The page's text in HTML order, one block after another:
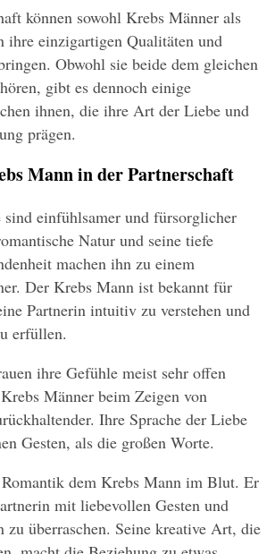
können sowohl Krebs Männer als
ihre einzigartigen Qualitäten und
Obwohl sie beide dem gleichen
gibt es dennoch einige
ihnen, die ihre Art der Liebe und
prägen.
Mann in der Partnerschaft
einfühlsamer und fürsorglicher
Natur und seine tiefe
machen ihn zu einem
Der Krebs Mann ist bekannt für
Partnerin intuitiv zu verstehen und
erfüllen.
ihre Gefühle meist sehr offen
Männer beim Zeigen von
Ihre Sprache der Liebe
Gesten, als die großen Worte.
dem Krebs Mann im Blut. Er
mit liebevollen Gesten und
zu überraschen. Seine kreative Art, die